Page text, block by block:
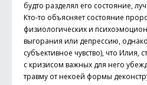
будто разделял его состояние,
Кто-то объясняет состояние
физиологических и
выгорания или депрессию,
субъективное чувство), что Илия,
с кризисом важных для него
травму от неко­ей формы